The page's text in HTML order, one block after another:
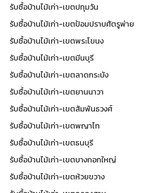
รับซื้อบ้านไม้เก่า-เขตปทุมวัน
รับซื้อบ้านไม้เก่า-เขตป้อมปราบศัตรูพ่าย
รับซื้อบ้านไม้เก่า-เขตพระโขนง
รับซื้อบ้านไม้เก่า-เขตมีนบุรี
รับซื้อบ้านไม้เก่า-เขตลาดกระบัง
รับซื้อบ้านไม้เก่า-เขตยานนาวา
รับซื้อบ้านไม้เก่า-เขตสัมพันธวงศ์
รับซื้อบ้านไม้เก่า-เขตพญาไท
รับซื้อบ้านไม้เก่า-เขตธนบุรี
รับซื้อบ้านไม้เก่า-เขตบางกอกใหญ่
รับซื้อบ้านไม้เก่า-เขตห้วยขวาง